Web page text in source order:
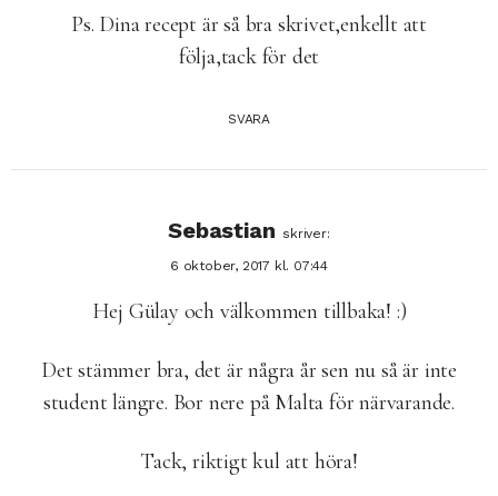
Ps. Dina recept är så bra skrivet,enkellt att
följa,tack för det
SVARA
Sebastian skriver:
6 oktober, 2017 kl. 07:44
Hej Gülay och välkommen tillbaka! :)
Det stämmer bra, det är några år sen nu så är inte
student längre. Bor nere på Malta för närvarande.
Tack, riktigt kul att höra!